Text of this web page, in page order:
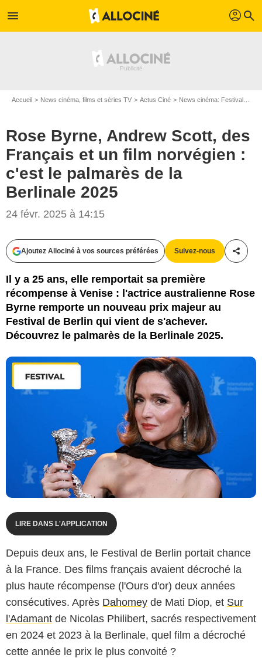
menu profil search
Accueil News cinéma, films et séries TV Actus Ciné News cinéma: Festivals
Rose Byrne, Andrew Scott, des
Français et un film norvégien :
c'est le palmarès de la
Berlinale 2025
24 févr. 2025 à 14:15
Ajoutez Allociné à vos sources préférées Suivez-nous
Il y a 25 ans, elle remportait sa première
récompense à Venise : l'actrice australienne Rose
Byrne remporte un nouveau prix majeur au
Festival de Berlin qui vient de s'achever.
Découvrez le palmarès de la Berlinale 2025.
LIRE DANS L'APPLICATION
Depuis deux ans, le Festival de Berlin portait chance
à la France. Des films français avaient décroché la
plus haute récompense (l'Ours d'or) deux années
consécutives. Après Dahomey de Mati Diop, et Sur
l'Adamant de Nicolas Philibert, sacrés respectivement
en 2024 et 2023 à la Berlinale, quel film a décroché
cette année le prix le plus convoité ?